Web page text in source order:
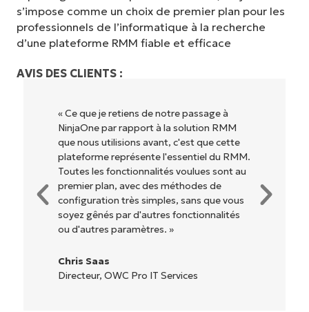
s’impose comme un choix de premier plan pour les
professionnels de l’informatique à la recherche
d’une plateforme RMM fiable et efficace
AVIS DES CLIENTS :
« NinjaOne est extrêmement simple
d'utilisation grâce à une interface fluide et
des fonctionnalités back-end puissantes.
Pas de configuration complexe ou
d'interface difficile à maîtriser. Toutes les
options et tous les outils sont clairement
étiquetés, faciles à comprendre et il est
très facile de s'y retrouver. »
Reiffenberger.NET Technology Solutions